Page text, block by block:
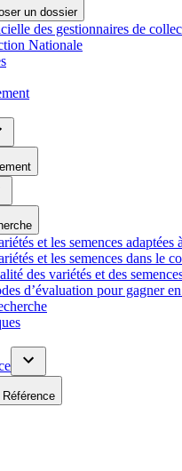
un dossier
des gestionnaires de
Nationale
et les semences adaptées
et les semences dans le
des variétés et des
d’évaluation pour gagner